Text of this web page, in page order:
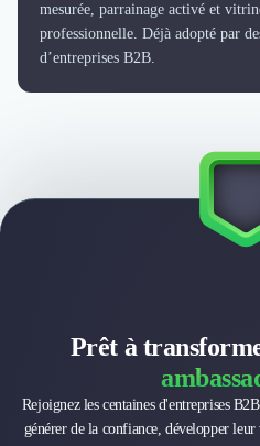
Maintenance et Infogérance
BI, Analytics & Big Data
Graphisme & Illustration
Création de Site Internet
Développement d'Application Mobile
Logiciel E-Commerce
Réalité Virtuelle (VR)
Bureaux d'Entreprise
mesurée, parrainage activé et
professionnelle. Déjà adopté par
d’entreprises B2B.
Prêt à
Rejoignez les centaines d'entreprises
générer de la confiance, développer